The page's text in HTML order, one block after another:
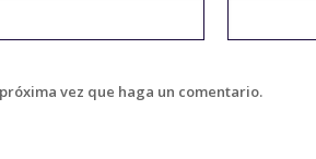
vez que haga un comentario.